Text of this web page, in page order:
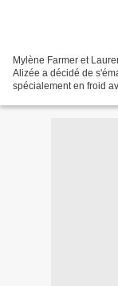
Mylène Farmer et
Alizée a décidé de
spécialement en froid